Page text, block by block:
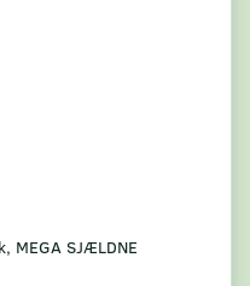
MEGA SJÆLDNE